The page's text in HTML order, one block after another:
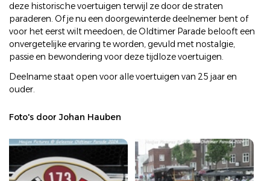
deze historische voertuigen terwijl ze door de straten
paraderen. Of je nu een doorgewinterde deelnemer bent of
voor het eerst wilt meedoen, de Oldtimer Parade belooft een
onvergetelijke ervaring te worden, gevuld met nostalgie,
passie en bewondering voor deze tijdloze voertuigen.
Deelname staat open voor alle voertuigen van 25 jaar en
ouder.
Foto's door Johan Hauben